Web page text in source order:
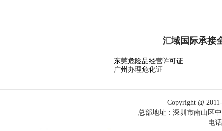
汇域国际承接
东莞危险品经营许可证
广州办理危化证
Copyright @
总部地址：深圳市南山区
电